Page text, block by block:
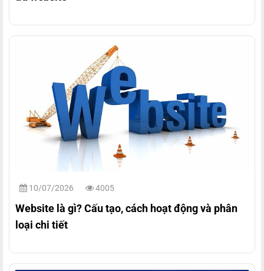
10/07/2026 4005
Website là gì? Cấu tạo, cách hoạt động và phân
loại chi tiết